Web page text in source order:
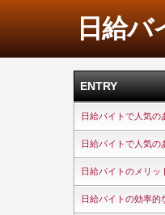
日給バ
ENTRY
日給バイトで人気の
日給バイトで人気の
日給バイトのメリッ
日給バイトの効率的